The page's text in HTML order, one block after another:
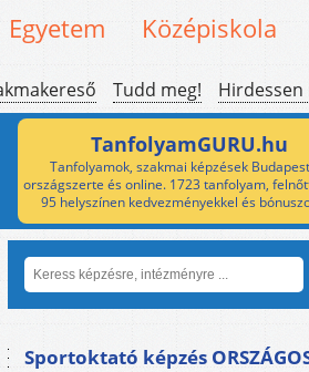
Egyetem Középiskola
Tudd meg! Hirdessen
TanfolyamGURU.hu
Tanfolyamok, szakmai képzések
országszerte és online. 1723 tanfolyam,
95 helyszínen kedvezményekkel és
Sportoktató képzés